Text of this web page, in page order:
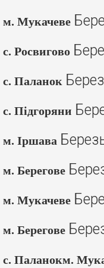
м. Мукачеве
с. Росвигово
с. Паланок
с. Підгоряни
м. Іршава
м. Берегове
м. Мукачеве
м. Берегове
с. Паланокм.